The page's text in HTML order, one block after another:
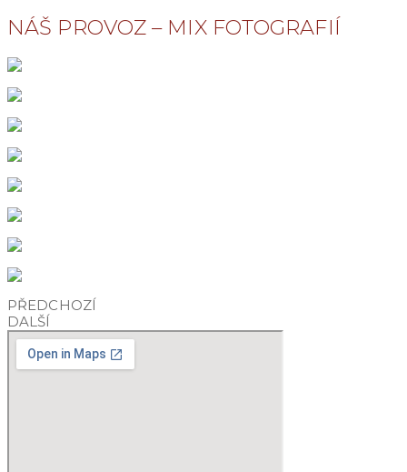
NÁŠ PROVOZ – MIX FOTOGRAFIÍ
PŘEDCHOZÍ
DALŠÍ